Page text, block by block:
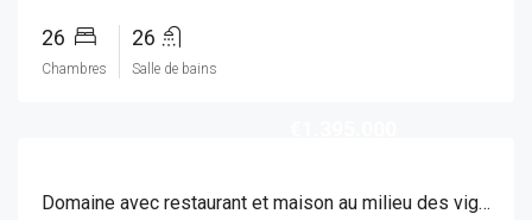
26
Chambres
26
Salle de bains
Domaine avec restaurant et maison au milieu des vignes